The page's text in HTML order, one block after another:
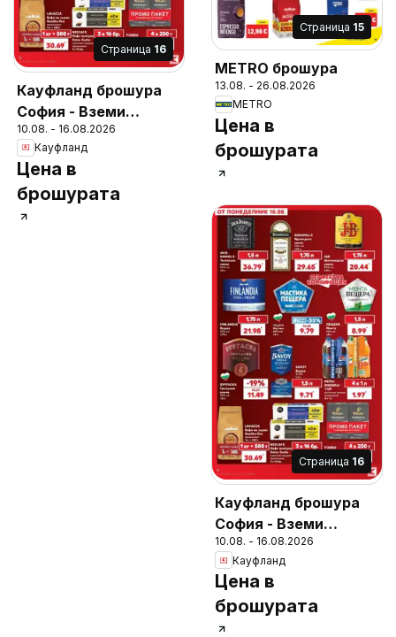
Cтраница 16
Кауфланд брошура
София - Вземи
повече, спести
повече
10.08. - 16.08.2026
Кауфланд
Цена в
брошурата
Cтраница 15
METRO брошура
13.08. - 26.08.2026
METRO
Цена в
брошурата
Cтраница 16
Кауфланд брошура
София - Вземи
повече, спести
повече
10.08. - 16.08.2026
Кауфланд
Цена в
брошурата